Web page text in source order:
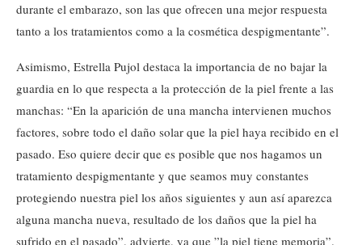
durante el embarazo, son las que ofrecen una mejor respuesta
tanto a los tratamientos como a la cosmética despigmentante”.
Asimismo, Estrella Pujol destaca la importancia de no bajar la
guardia en lo que respecta a la protección de la piel frente a las
manchas: “En la aparición de una mancha intervienen muchos
factores, sobre todo el daño solar que la piel haya recibido en el
pasado. Eso quiere decir que es posible que nos hagamos un
tratamiento despigmentante y que seamos muy constantes
protegiendo nuestra piel los años siguientes y aun así aparezca
alguna mancha nueva, resultado de los daños que la piel ha
sufrido en el pasado”, advierte, ya que ”la piel tiene memoria”.